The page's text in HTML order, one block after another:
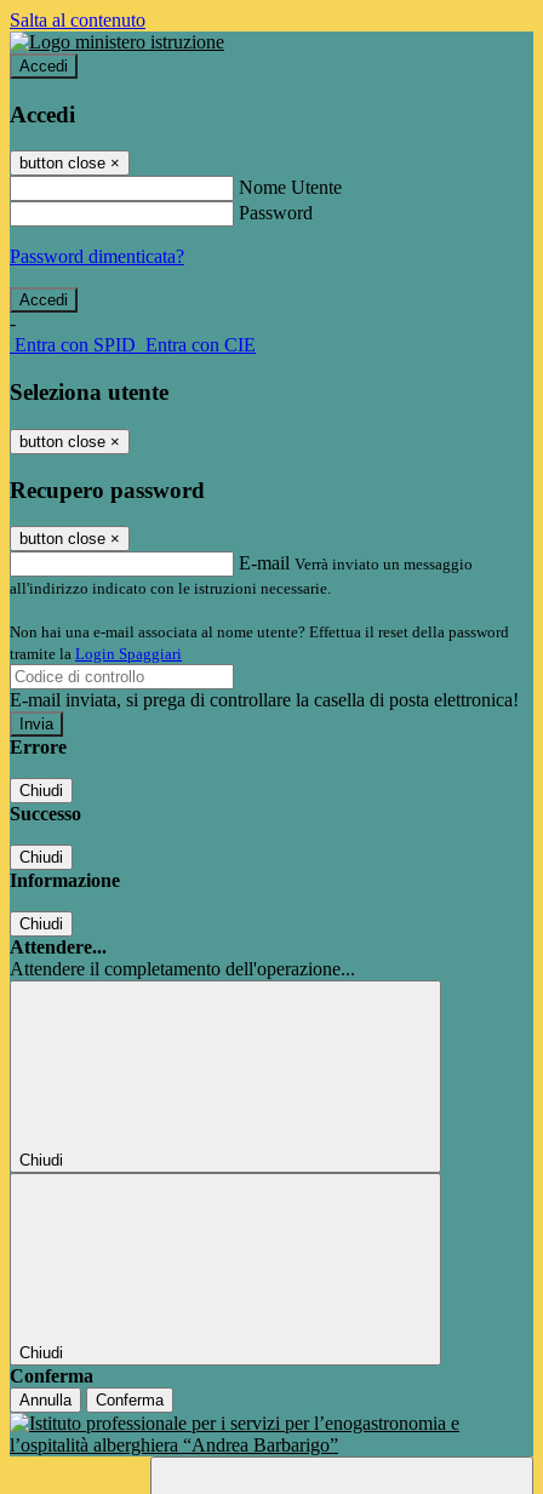
Salta al contenuto
Accedi
Accedi
button close ×
Nome Utente
Password
Password dimenticata?
-
Entra con SPID Entra con CIE
Seleziona utente
button close ×
Recupero password
button close ×
E-mail Verrà inviato un messaggio
all'indirizzo indicato con le istruzioni necessarie.
Non hai una e-mail associata al nome utente? Effettua il reset della password
tramite la Login Spaggiari
E-mail inviata, si prega di controllare la casella di posta elettronica!
Errore
Chiudi
Successo
Chiudi
Informazione
Chiudi
Attendere...
Attendere il completamento dell'operazione...
Chiudi
Chiudi
Conferma
Annulla Conferma